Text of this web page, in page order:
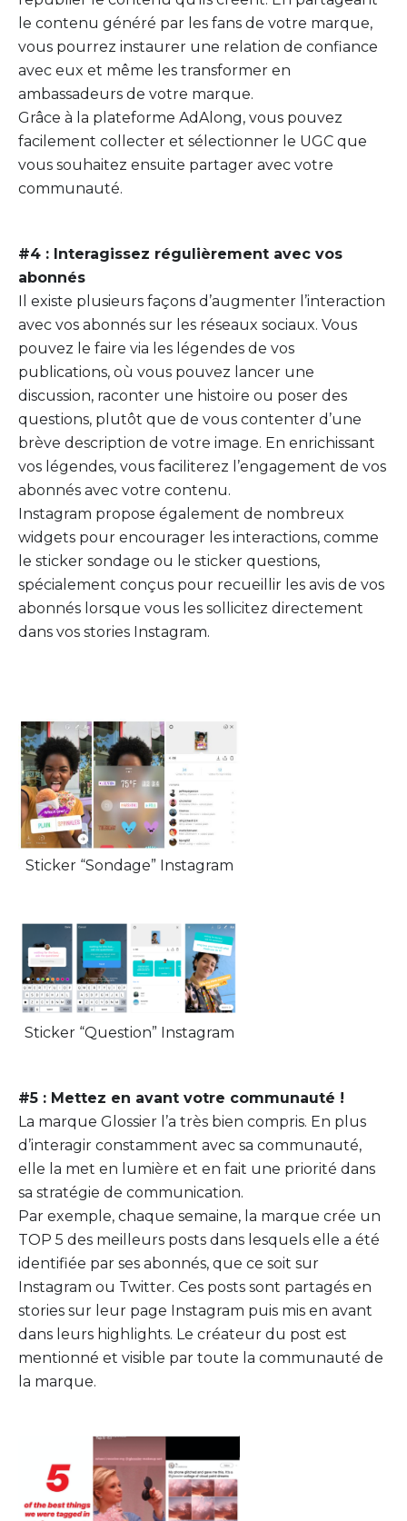
le contenu généré par les fans de votre marque,
vous pourrez instaurer une relation de confiance
avec eux et même les transformer en
ambassadeurs de votre marque.
Grâce à la plateforme AdAlong, vous pouvez
facilement collecter et sélectionner le UGC que
vous souhaitez ensuite partager avec votre
communauté.
#4 : Interagissez régulièrement avec vos
abonnés
Il existe plusieurs façons d’augmenter l’interaction
avec vos abonnés sur les réseaux sociaux. Vous
pouvez le faire via les légendes de vos
publications, où vous pouvez lancer une
discussion, raconter une histoire ou poser des
questions, plutôt que de vous contenter d’une
brève description de votre image. En enrichissant
vos légendes, vous faciliterez l’engagement de vos
abonnés avec votre contenu.
Instagram propose également de nombreux
widgets pour encourager les interactions, comme
le sticker sondage ou le sticker questions,
spécialement conçus pour recueillir les avis de vos
abonnés lorsque vous les sollicitez directement
dans vos stories Instagram.
Sticker “Sondage” Instagram
Sticker “Question” Instagram
#5 : Mettez en avant votre communauté !
La marque Glossier l’a très bien compris. En plus
d’interagir constamment avec sa communauté,
elle la met en lumière et en fait une priorité dans
sa stratégie de communication.
Par exemple, chaque semaine, la marque crée un
TOP 5 des meilleurs posts dans lesquels elle a été
identifiée par ses abonnés, que ce soit sur
Instagram ou Twitter. Ces posts sont partagés en
stories sur leur page Instagram puis mis en avant
dans leurs highlights. Le créateur du post est
mentionné et visible par toute la communauté de
la marque.